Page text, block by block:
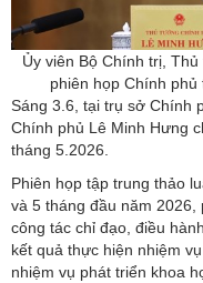
Ủy viên Bộ Chính trị,
phiên họp Chính
Sáng 3.6, tại trụ sở Chính
Chính phủ Lê Minh Hưng
tháng 5.2026.
Phiên họp tập trung thảo
và 5 tháng đầu năm
công tác chỉ đạo, điều
kết quả thực hiện nhiệm
nhiệm vụ phát triển khoa